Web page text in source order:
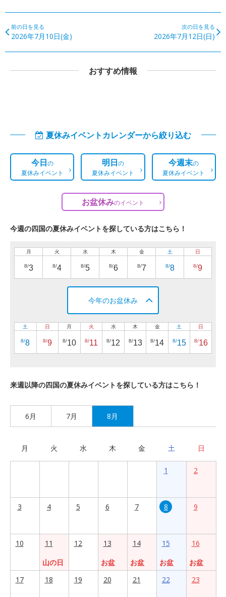
前の日を見る
2026年7月10日(金)
次の日を見る
2026年7月12日(日)
おすすめ情報
夏休みイベントカレンダーから絞り込む
今日の
夏休みイベント
明日の
夏休みイベント
今週末の
夏休みイベント
お盆休みのイベント
今週の四国の夏休みイベントを探している方はこちら！
月
8/3
火
8/4
水
8/5
木
8/6
金
8/7
土
8/8
日
8/9
今年のお盆休み
土
8/8
日
8/9
月
8/10
火
8/11
水
8/12
木
8/13
金
8/14
土
8/15
日
8/16
来週以降の四国の夏休みイベントを探している方はこちら！
6月 7月 8月
月 火 水 木 金 土 日
1 2
3 4 5 6 7 8 9
10
11
山の日
12
13
お盆
14
お盆
15
お盆
16
お盆
17
18 19 20 21 22 23